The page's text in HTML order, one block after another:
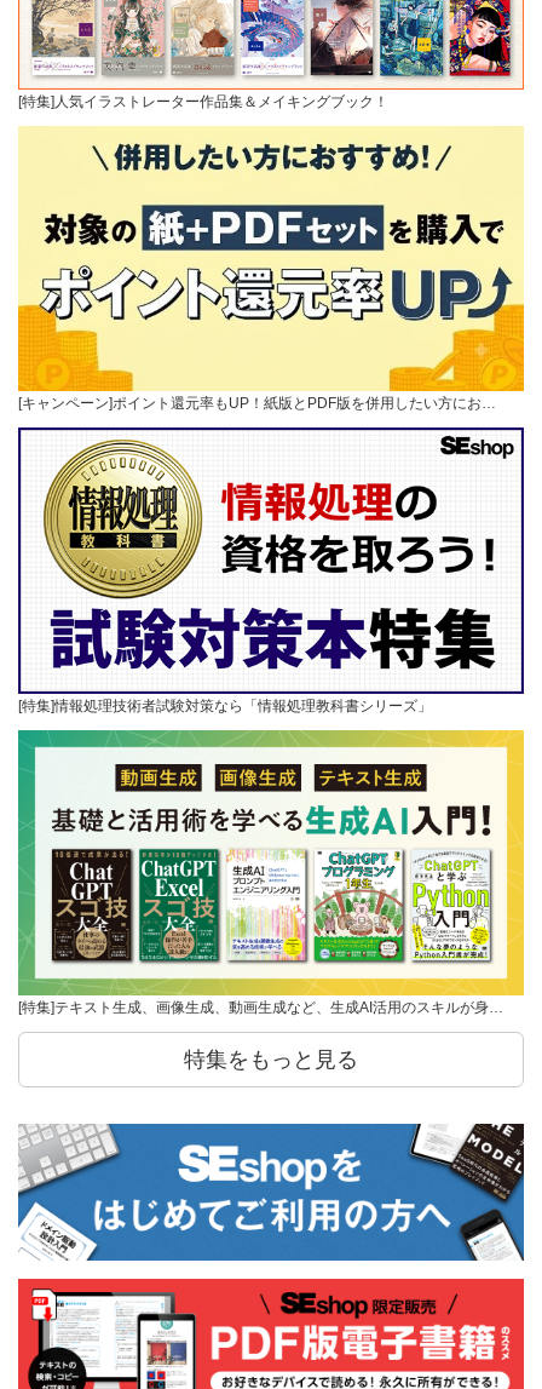
[特集]人気イラストレーター作品集＆メイキングブック！
[キャンペーン]ポイント還元率もUP！紙版とPDF版を併用したい方にお…
[特集]情報処理技術者試験対策なら「情報処理教科書シリーズ」
[特集]テキスト生成、画像生成、動画生成など、生成AI活用のスキルが身…
特集をもっと見る